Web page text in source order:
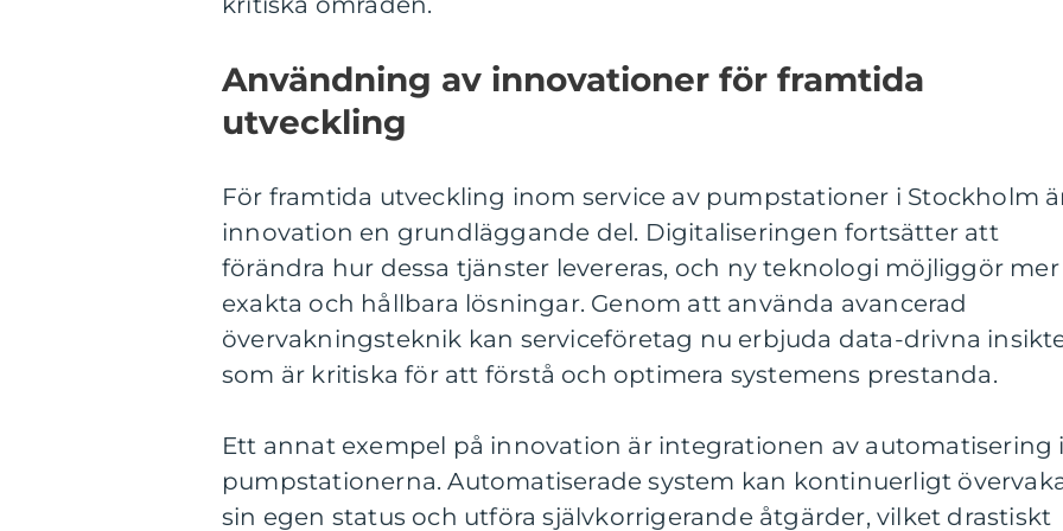
Användning av innovationer för framtida
utveckling
För framtida utveckling inom service av pumpstationer i Stockholm
innovation en grundläggande del. Digitaliseringen fortsätter att
förändra hur dessa tjänster levereras, och ny teknologi möjliggör mer
exakta och hållbara lösningar. Genom att använda avancerad
övervakningsteknik kan serviceföretag nu erbjuda data-drivna
som är kritiska för att förstå och optimera systemens prestanda.
Ett annat exempel på innovation är integrationen av automatisering i
pumpstationerna. Automatiserade system kan kontinuerligt
sin egen status och utföra självkorrigerande åtgärder, vilket drastiskt